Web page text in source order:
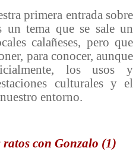
primera entrada sobre
un tema que se sale un
calañeses, pero que
para conocer, aunque
los usos y
culturales y el
entorno.
con Gonzalo (1)